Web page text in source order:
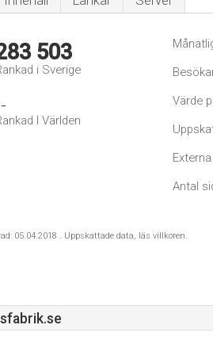
503
i Sverige
I Världen
Värde
Antal
05.04.2018 . Uppskattade data, läs villkoren.